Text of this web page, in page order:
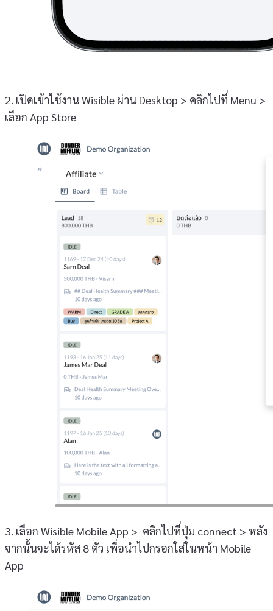
2. เปิดเข้าใช้งาน Wisible ผ่าน Desktop > คลิกไปที่ Menu >
เลือก App Store
3. เลือก Wisible Mobile App > คลิกไปที่ปุ่ม connect > หลัง
จากนั้นจะได้รหัส 8 ตัว เพื่อนำไปกรอกใส่ในหน้า Mobile
App